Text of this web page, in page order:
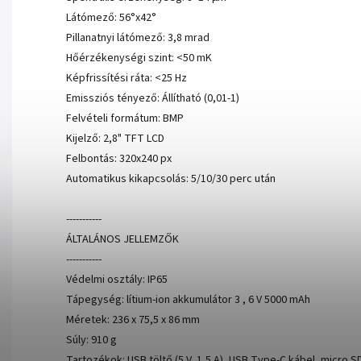
Látómező: 56°x42°
Pillanatnyi látómező: 3,8 mrad
Hőérzékenységi szint: <50 mK
Képfrissítési ráta: <25 Hz
Emissziós tényező: Állítható (0,01-1)
Felvételi formátum: BMP
Kijelző: 2,8" TFT LCD
Felbontás: 320x240 px
Automatikus kikapcsolás: 5/10/30 perc után
-----------
ÁLTALÁNOS JELLEMZŐK
-----------
Védelmi osztály: IP65
Tápegység: lítium-ion akkumulátor 3 , 6 V 5000 mAh
Méretek: 236 x 75,5 x 86 mm
Súly: 910 g